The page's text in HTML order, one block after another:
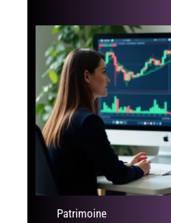
Patrimoine